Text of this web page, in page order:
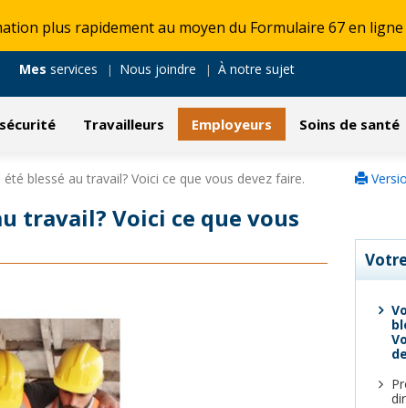
plus rapidement au moyen du Formulaire 67 en ligne
Mes services Nous joindre À notre sujet
Travailleurs Employeurs Soins de santé
blessé au travail? Voici ce que vous devez faire.
travail? Voici ce que vous